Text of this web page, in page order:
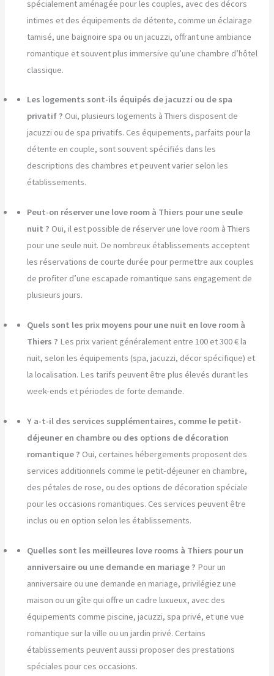
spécialement aménagée pour les couples, avec des décors
intimes et des équipements de détente, comme un éclairage
tamisé, une baignoire spa ou un jacuzzi, offrant une ambiance
romantique et souvent plus immersive qu’une chambre d’hôtel
classique.
Les logements sont-ils équipés de jacuzzi ou de spa
privatif ? Oui, plusieurs logements à Thiers disposent de
jacuzzi ou de spa privatifs. Ces équipements, parfaits pour la
détente en couple, sont souvent spécifiés dans les
descriptions des chambres et peuvent varier selon les
établissements.
Peut-on réserver une love room à Thiers pour une seule
nuit ? Oui, il est possible de réserver une love room à Thiers
pour une seule nuit. De nombreux établissements acceptent
les réservations de courte durée pour permettre aux couples
de profiter d’une escapade romantique sans engagement de
plusieurs jours.
Quels sont les prix moyens pour une nuit en love room à
Thiers ? Les prix varient généralement entre 100 et 300 € la
nuit, selon les équipements (spa, jacuzzi, décor spécifique) et
la localisation. Les tarifs peuvent être plus élevés durant les
week-ends et périodes de forte demande.
Y a-t-il des services supplémentaires, comme le petit-
déjeuner en chambre ou des options de décoration
romantique ? Oui, certaines hébergements proposent des
services additionnels comme le petit-déjeuner en chambre,
des pétales de rose, ou des options de décoration spéciale
pour les occasions romantiques. Ces services peuvent être
inclus ou en option selon les établissements.
Quelles sont les meilleures love rooms à Thiers pour un
anniversaire ou une demande en mariage ? Pour un
anniversaire ou une demande en mariage, privilégiez une
maison ou un gîte qui offre un cadre luxueux, avec des
équipements comme piscine, jacuzzi, spa privé, et une vue
romantique sur la ville ou un jardin privé. Certains
établissements peuvent aussi proposer des prestations
spéciales pour ces occasions.